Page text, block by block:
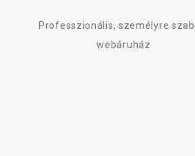
Adatkezelési Tájékoztató
Professzionális, személyre
webáruház